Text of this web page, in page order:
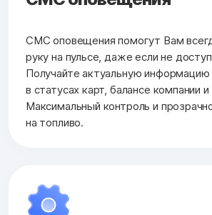
СМС оповещения помогут Вам
руку на пульсе, даже если не
Получайте актуальную
в статусах карт, балансе компании
Максимальный контроль и
на топливо.